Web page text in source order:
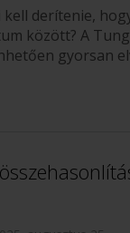
kell derítenie,
között? A
gyorsan